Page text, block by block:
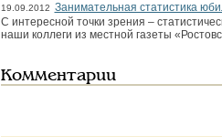
19.09.2012 Занимательная статистика
С интересной точки зрения –
наши коллеги из местной газеты
Комментарии